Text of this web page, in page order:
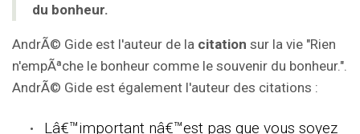
du bonheur.
AndrÃ© Gide est l'auteur de la citation sur la vie "Rien
n'empÃªche le bonheur comme le souvenir du bonheur.".
AndrÃ© Gide est également l'auteur des citations :
Lâ€™important nâ€™est pas que vous soyez